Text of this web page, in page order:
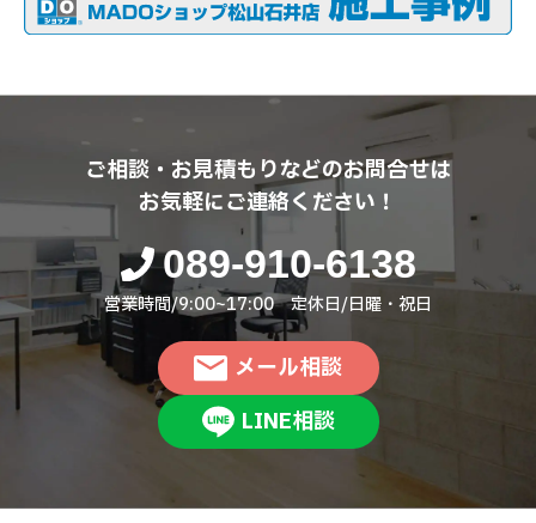
ご相談・お見積もりなどのお問合せは
お気軽にご連絡ください！
089-910-6138
営業時間/9:00~17:00 定休日/日曜・祝日
メール相談
LINE相談